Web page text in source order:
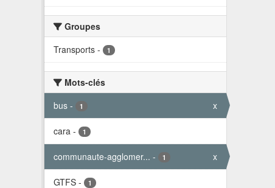
Groupes
Transports - 1
Mots-clés
bus - 1 x
cara - 1
communaute-agglomer... - 1 x
GTFS - 1